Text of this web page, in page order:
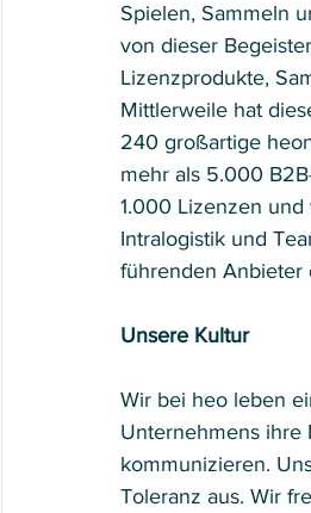
Spielen, Sammeln
von dieser
Lizenzprodukte,
Mittlerweile hat
240 großartige
mehr als 5.000
1.000 Lizenzen
Intralogistik und
führenden Anbieter
Unsere Kultur
Wir bei heo leben
Unternehmens ihre
kommunizieren.
Toleranz aus. Wir